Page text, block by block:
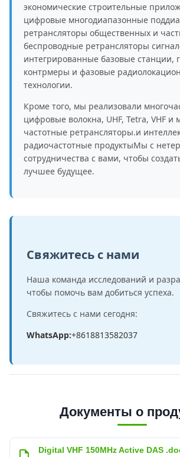
экономические строительные
цифровые многодиапазонные
ретрансляторы общественных и
беспроводные ретрансляторы
интегрированные базовые станции,
контрмеры и фазовые
технологии.
Кроме того, мы реализовали
цифровые волокна, UHF, Tetra, VHF и
частотные ретрансляторы.и
радиочастотные продуктыМы с
сотрудничества с вами, чтобы
лучшее будущее.
Свяжитесь с нами
Наша команда исследований и
чтобы помочь вам добиться успеха.
Свяжитесь с нами сегодня:
WhatsApp:+8618813582037
Документы о
Digital VHF 150MHz Active DAS